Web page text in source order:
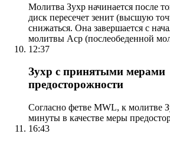
Молитва Зухр начинается после
диск пересечет зенит (высшую
снижаться. Она завершается с
молитвы Аср (послеобеденной
12:37
Зухр с принятыми мерами
предосторожности
Согласно фетве MWL, к молитве
минуты в качестве меры
16:43